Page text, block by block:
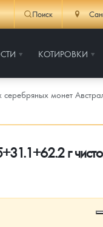
Поиск
КОТИРОВКИ
монет
г